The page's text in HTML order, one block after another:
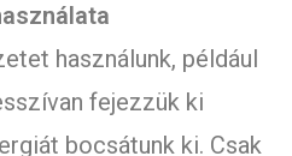
használunk, például
fejezzük ki
bocsátunk ki. Csak